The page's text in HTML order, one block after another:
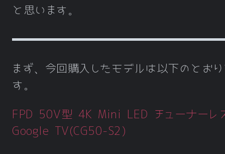
と思います。
まず、今回購入したモデルは以下のとお
す。
FPD 50V型 4K Mini LED チューナーレ
Google TV(CG50-S2)